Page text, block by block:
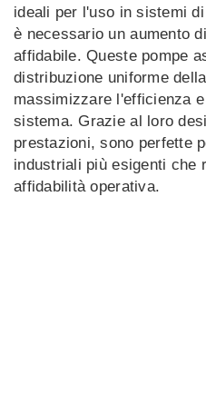
ideali per l'uso in sistemi
è necessario un aumento
affidabile. Queste pompe
distribuzione uniforme
massimizzare l'efficienza
sistema. Grazie al loro
prestazioni, sono perfette
industriali più esigenti che
affidabilità operativa.